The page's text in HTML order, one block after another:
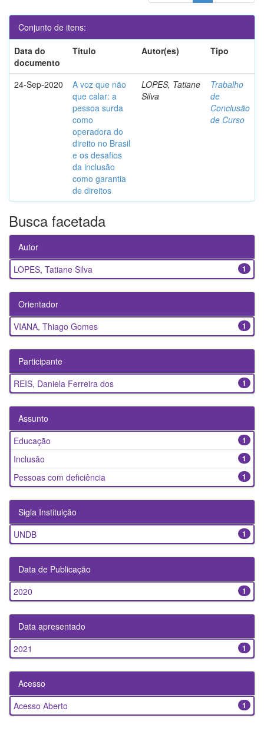
Conjunto de itens:
Data do
documento
Título Autor(es) Tipo
24-Sep-2020
A voz que não
que calar: a
pessoa surda
como
operadora do
direito no Brasil
e os desafios
da inclusão
como garantia
de direitos
LOPES, Tatiane
Silva
Trabalho
de
Conclusão
de Curso
Busca facetada
Autor
1
LOPES, Tatiane Silva
Orientador
1
VIANA, Thiago Gomes
Participante
1
REIS, Daniela Ferreira dos
Assunto
1
Educação
1
Inclusão
1
Pessoas com deficiência
Sigla Instituição
1
UNDB
Data de Publicação
1
2020
Data apresentado
1
2021
Acesso
1
Acesso Aberto